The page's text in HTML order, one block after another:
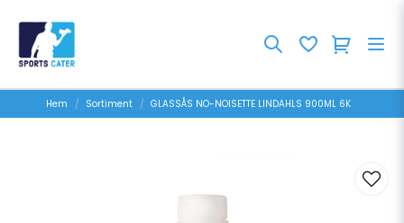
Hem Sortiment GLASSÅS NO-NOISETTE LINDAHLS 900ML 6K